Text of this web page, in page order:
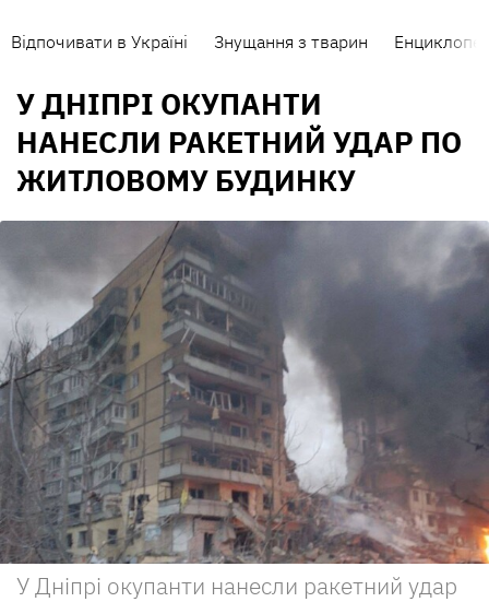
Відпочивати в Україні Знущання з тварин
У ДНІПРІ ОКУПАНТИ
НАНЕСЛИ РАКЕТНИЙ УДАР ПО
ЖИТЛОВОМУ БУДИНКУ
У Дніпрі окупанти нанесли ракетний удар